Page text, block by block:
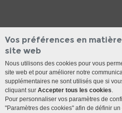
Vos préférences en
site web
Nous utilisons des cookies pour vous
site web et pour améliorer notre
supplémentaires ne sont utilisés que si
cliquant sur Accepter tous les cookies.
Pour personnaliser vos paramètres de
"Paramètres des cookies" afin de définir